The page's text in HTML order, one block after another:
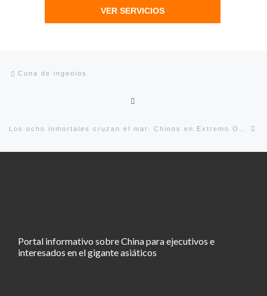
VER SERVICIOS
Cuna de ingenios
Portal informativo sobre China para ejecutivos e
interesados en el gigante asiáticos